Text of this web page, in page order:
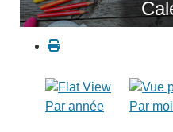
Par année Par